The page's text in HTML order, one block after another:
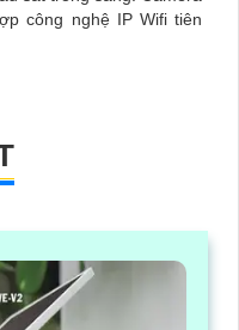
công nghệ IP Wifi tiên